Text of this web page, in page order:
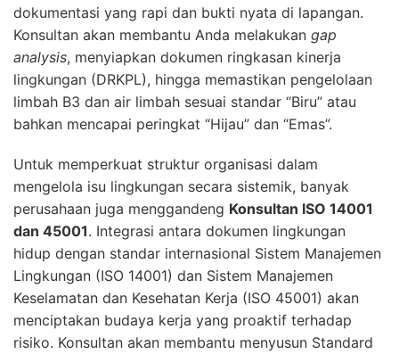
dokumentasi yang rapi dan bukti nyata di lapangan.
Konsultan akan membantu Anda melakukan gap
analysis, menyiapkan dokumen ringkasan kinerja
lingkungan (DRKPL), hingga memastikan pengelolaan
limbah B3 dan air limbah sesuai standar “Biru” atau
bahkan mencapai peringkat “Hijau” dan “Emas”.
Untuk memperkuat struktur organisasi dalam
mengelola isu lingkungan secara sistemik, banyak
perusahaan juga menggandeng Konsultan ISO 14001
dan 45001. Integrasi antara dokumen lingkungan
hidup dengan standar internasional Sistem Manajemen
Lingkungan (ISO 14001) dan Sistem Manajemen
Keselamatan dan Kesehatan Kerja (ISO 45001) akan
menciptakan budaya kerja yang proaktif terhadap
risiko. Konsultan akan membantu menyusun Standard